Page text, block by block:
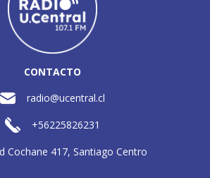
CONTACTO
radio@ucentral.cl
+56225826231
Cochane 417, Santiago Centro